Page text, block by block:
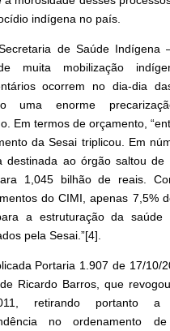
indígena no país.
de Saúde Indígena
muita mobilização
ocorrem no dia-dia
uma enorme
Em termos de orçamento,
da Sesai triplicou. Em
destinada ao órgão saltou de
1,045 bilhão de reais.
do CIMI, apenas 7,5%
a estruturação da saúde
pela Sesai.”[4]
Portaria 1.907 de 17/10/
Ricardo Barros, que
retirando portanto a
no ordenamento